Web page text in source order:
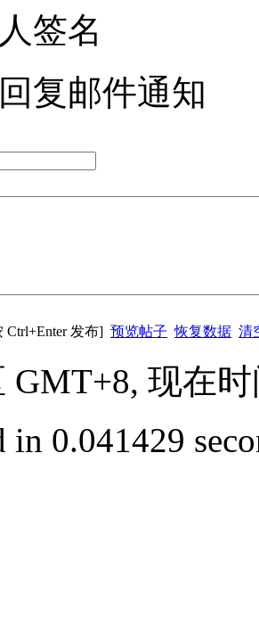
签名
复邮件通知
Ctrl+Enter 发布] 预览帖子 恢复数据 清
GMT+8, 现在
in 0.041429